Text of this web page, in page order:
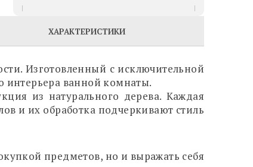
ХАРАКТЕРИСТИКИ
Изготовленный с исключительной
интерьера ванной комнаты.
из натурального дерева. Каждая
и их обработка подчеркивают стиль
предметов, но и выражать себя